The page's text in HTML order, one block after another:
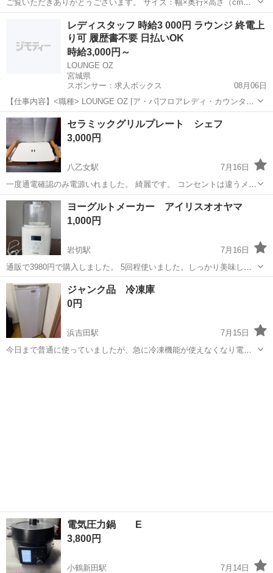
ご覧いただきありがとうございます。 サイズ：幅×奥行×高さ（cm）
13.5×18×26.5 付属品は写真のものが全てです。 未使用品です。 ご
予約でのご来店お願いいたします。
東矢本駅 キッチン家電
レディスタッフ 時給3 000円 ラウンジ 終電上
り可 履歴書不要 日払いOK
時給3,000円～
LOUNGE OZ
宮城県
スポンサー：求人ボックス
08月06日
【仕事内容】<職種> LOUNGE OZ [ア・パ]フロアレディ・カウンター
レディ(ナイトワーク系) <雇用形態> アルバイト・パート <給与> [ア・
パ]時給3,000円～ 時給3,000円 各種手当! 経験者の方は時給5,00...
アルバイト・パート
セラミックグリルプレート シェフ
3,000円
八乙女駅
7月16日
一度通電確認のみ電源いれました。 綺麗です。 コンセントは違うメー
カーの物で普通に使用可能のものです。 気になる方はご遠慮くださ
宮城 仙台市 八乙女駅
ヨーグルトメーカー アイリスオオヤマ
1,000円
岩切駅
7月16日
通販で3980円で購入しました。 5回程使いました。しっかり美味しい
ヨーグルト作れました(^^) 説明書付きです。
宮城 多賀城市 岩切駅 キッチン家電
ジャンク品 冷凍庫
0円
浜吉田駅
7月15日
今日まで普通に使っていましたが、急に冷凍機能が使えなくなり電源
電気圧力鍋 E
3,800円
小鶴新田駅
7月14日